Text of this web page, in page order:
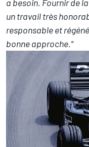
a besoin. Fournir de
un travail très
responsable et
bonne approche."